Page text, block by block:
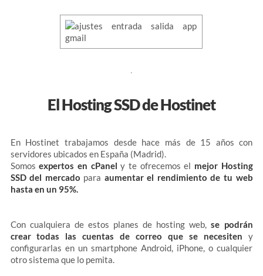
El Hosting SSD de Hostinet
En Hostinet trabajamos desde hace más de 15 años con
servidores ubicados en España (Madrid).
Somos expertos en cPanel y te ofrecemos el mejor Hosting
SSD del mercado para aumentar el rendimiento de tu web
hasta en un 95%.
Con cualquiera de estos planes de hosting web, se podrán
crear todas las cuentas de correo que se necesiten y
configurarlas en un smartphone Android, iPhone, o cualquier
otro sistema que lo pemita.